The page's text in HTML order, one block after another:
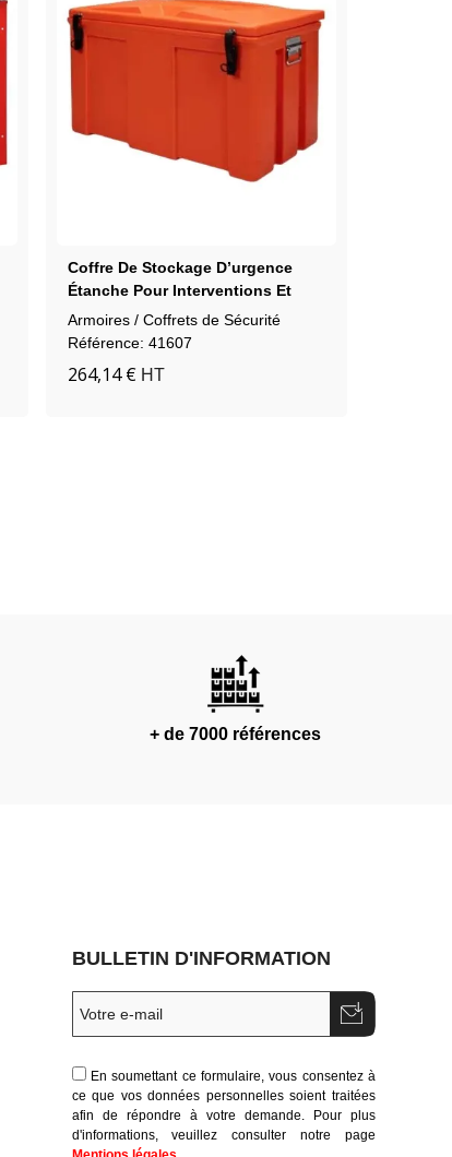
Coffre De Stockage D’urgence
Étanche Pour Interventions Et
Équipements De Sécurité
Armoires / Coffrets de Sécurité
Référence: 41607
264,14 € HT
+ de 7000 références
BULLETIN D'INFORMATION
En soumettant ce formulaire, vous consentez à
ce que vos données personnelles soient traitées
afin de répondre à votre demande. Pour plus
d'informations, veuillez consulter notre page